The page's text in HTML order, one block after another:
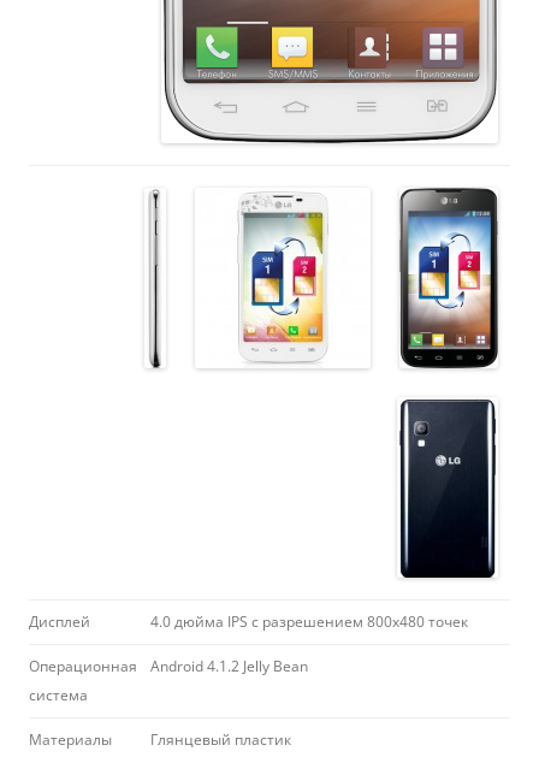
Дисплей 4.0 дюйма IPS с разрешением 800х480 точек
Операционная
система
Android 4.1.2 Jelly Bean
Материалы
Глянцевый пластик